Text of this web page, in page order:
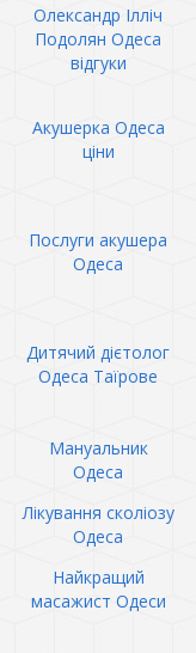
Олександр Ілліч
Подолян Одеса
відгуки
Акушерка Одеса
ціни
Послуги акушера
Одеса
Дитячий дієтолог
Одеса Таїрове
Мануальник
Одеса
Лікування сколіозу
Одеса
Найкращий
масажист Одеси